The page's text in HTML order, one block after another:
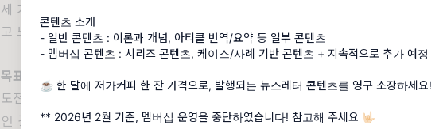
콘텐츠 소개
- 일반 콘텐츠 : 이론과 개념, 아티클 번역/요약 등 일부 콘텐츠
- 멤버십 콘텐츠 : 시리즈 콘텐츠, 케이스/사례 기반 콘텐츠 + 지속적으로 추가 예정
☕️ 한 달에 저가커피 한 잔 가격으로, 발행되는 뉴스레터 콘텐츠를 영구 소장하세요!
세 가지 목표가 상충되기 때문에, 우리의 계획수립 과정이 항상 잡음이 많고 뭔가
고 느끼게 되는 것이죠.
목표설정
도전을 통해 구성원들에게 동기를 부여하고 한계를 극복할 수 있는 원동력을 제공
인 것이죠.